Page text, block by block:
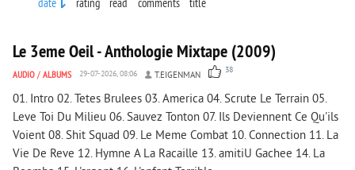
Le 3eme Oeil - Anthologie Mixtape (2009)
AUDIO / ALBUMS 29-07-2026, 08:06 T.EIGENMAN 38
01. Intro 02. Tetes Brulees 03. America 04. Scrute Le Terrain 05.
Leve Toi Du Milieu 06. Sauvez Tonton 07. Ils Deviennent Ce Qu'ils
Voient 08. Shit Squad 09. Le Meme Combat 10. Connection 11. La
Vie De Reve 12. Hymne A La Racaille 13. amitiU Gachee 14. La